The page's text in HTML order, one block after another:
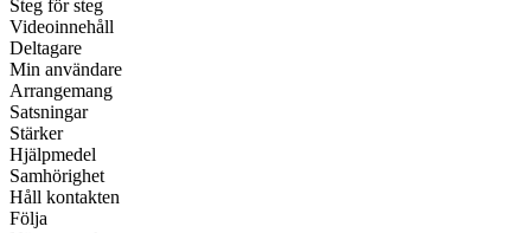
Steg för steg
Videoinnehåll
Deltagare
Min användare
Arrangemang
Satsningar
Stärker
Hjälpmedel
Samhörighet
Håll kontakten
Följa